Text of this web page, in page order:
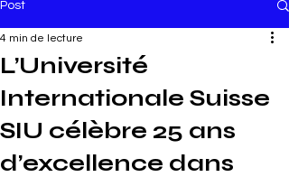
Post
L’Université
Internationale Suisse
SIU célèbre 25 ans
d’excellence dans
4 min de lecture